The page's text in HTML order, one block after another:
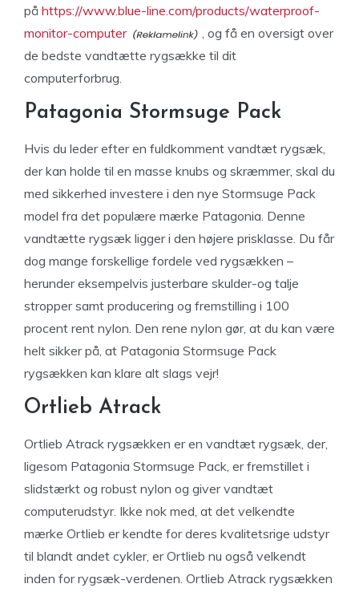
på https://www.blue-line.com/products/waterproof-
monitor-computer
, og få en oversigt over
de bedste vandtætte rygsække til dit
computerforbrug.
Patagonia Stormsuge Pack
Hvis du leder efter en fuldkomment vandtæt rygsæk,
der kan holde til en masse knubs og skræmmer, skal du
med sikkerhed investere i den nye Stormsuge Pack
model fra det populære mærke Patagonia. Denne
vandtætte rygsæk ligger i den højere prisklasse. Du får
dog mange forskellige fordele ved rygsækken –
herunder eksempelvis justerbare skulder-og talje
stropper samt producering og fremstilling i 100
procent rent nylon. Den rene nylon gør, at du kan være
helt sikker på, at Patagonia Stormsuge Pack
rygsækken kan klare alt slags vejr!
Ortlieb Atrack
Ortlieb Atrack rygsækken er en vandtæt rygsæk, der,
ligesom Patagonia Stormsuge Pack, er fremstillet i
slidstærkt og robust nylon og giver vandtæt
computerudstyr. Ikke nok med, at det velkendte
mærke Ortlieb er kendte for deres kvalitetsrige udstyr
til blandt andet cykler, er Ortlieb nu også velkendt
inden for rygsæk-verdenen. Ortlieb Atrack rygsækken